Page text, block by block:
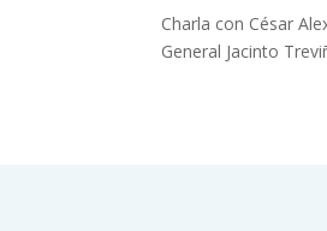
Charla con César
General Jacinto